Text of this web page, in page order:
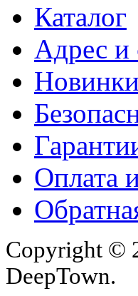
Каталог
Адрес и
Новинки
Оплата
Copyright ©
DeepTown.